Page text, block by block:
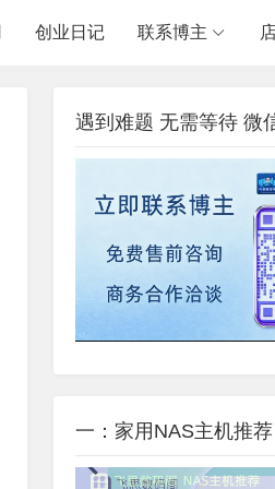
创业日记 联系博主
遇到难题 无需等待 微
一：家用NAS主机推荐